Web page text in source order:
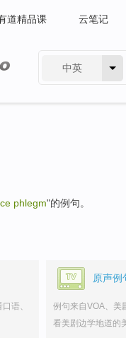
道精品课 云笔记
中英
phlegm"的例句。
语、
原声例
例句来自VOA、美
看美剧边学地道的